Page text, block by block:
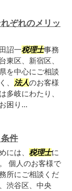
ぞれのメリッ
詔一税理士事務
東区、新宿区、
を中心にご相談
、
法人のお客様
多岐にわたり、
困り...
件
には、 税理士に
個人のお客様で
所にご相談くだ
渋谷区、中央